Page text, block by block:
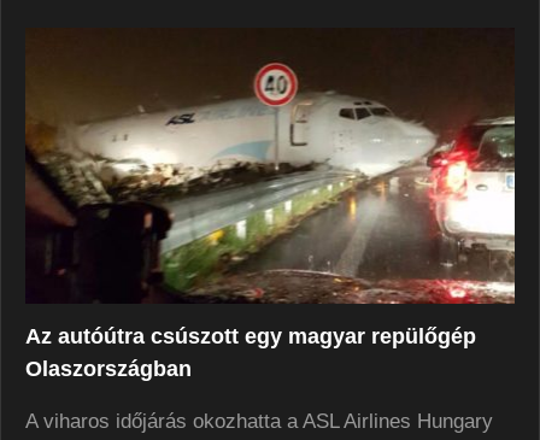
Az autóútra csúszott egy magyar repülőgép
Olaszországban
A viharos időjárás okozhatta a ASL Airlines Hungary